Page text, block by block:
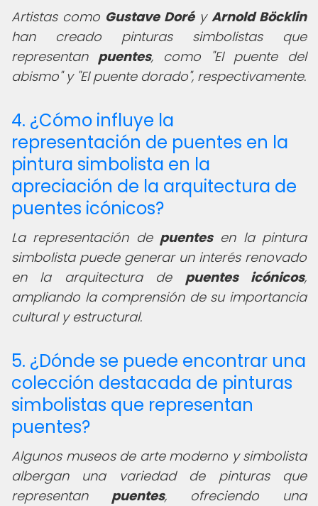
Artistas como Gustave Doréy Arnold Böcklin
han creado pinturas simbolistas que
representan puentes, como "El puente del
abismo" y "El puente dorado", respectivamente.
4. ¿Cómo influye la
representación de puentes en la
pintura simbolista en la
apreciación de la arquitectura de
puentes icónicos?
La representación de puentesen la pintura
simbolista puede generar un interés renovado
en la arquitectura de puentes icónicos,
ampliando la comprensión de su importancia
cultural y estructural.
5. ¿Dónde se puede encontrar una
colección destacada de pinturas
simbolistas que representan
puentes?
Algunos museos de arte moderno y simbolista
albergan una variedad de pinturas que
representan puentes, ofreciendo una